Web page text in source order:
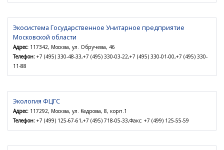
Экосистема Государственное Унитарное предприятие
Московской области
Адрес: 117342, Москва, ул. Обручева, 46
Телефон: +7 (495) 330-48-33,+7 (495) 330-03-22,+7 (495) 330-01-00,+7 (495) 330-
11-88
Экология ФЦГС
Адрес: 117292, Москва, ул. Кедрова, 8, корп.1
Телефон: +7 (499) 125-67-61,+7 (495) 718-05-33,Факс: +7 (499) 125-55-59